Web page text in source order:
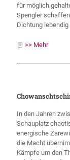
für möglich
Spengler
Dichtung
>> Mehr
In den Jahren
Schauplatz
energische
die Macht
Kämpfe um den